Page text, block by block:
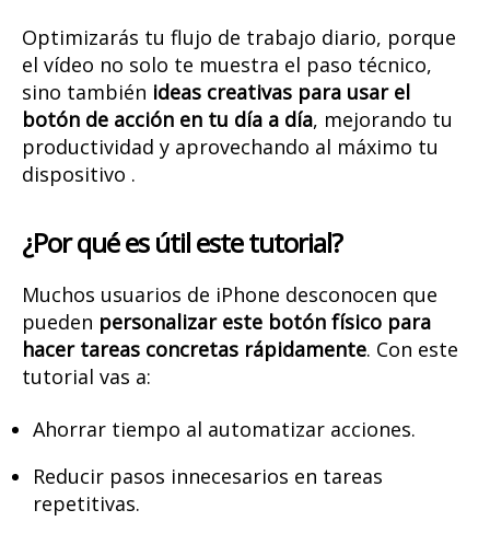
Optimizarás tu flujo de trabajo diario, porque
el vídeo no solo te muestra el paso técnico,
sino también ideas creativas para usar el
botón de acción en tu día a día, mejorando tu
productividad y aprovechando al máximo tu
dispositivo .
¿Por qué es útil este tutorial?
Muchos usuarios de iPhone desconocen que
pueden personalizar este botón físico para
hacer tareas concretas rápidamente. Con este
tutorial vas a:
Ahorrar tiempo al automatizar acciones.
Reducir pasos innecesarios en tareas
repetitivas.